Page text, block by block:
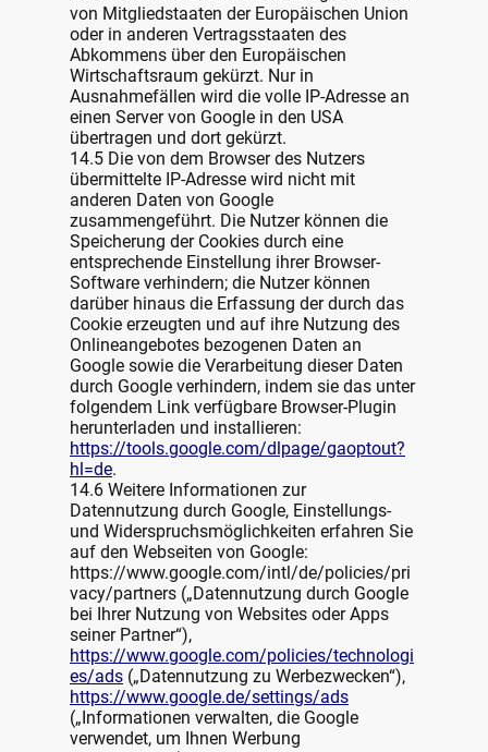
von Mitgliedstaaten der Europäischen Union
oder in anderen Vertragsstaaten des
Abkommens über den Europäischen
Wirtschaftsraum gekürzt. Nur in
Ausnahmefällen wird die volle IP-Adresse an
einen Server von Google in den USA
übertragen und dort gekürzt.
14.5 Die von dem Browser des Nutzers
übermittelte IP-Adresse wird nicht mit
anderen Daten von Google
zusammengeführt. Die Nutzer können die
Speicherung der Cookies durch eine
entsprechende Einstellung ihrer Browser-
Software verhindern; die Nutzer können
darüber hinaus die Erfassung der durch das
Cookie erzeugten und auf ihre Nutzung des
Onlineangebotes bezogenen Daten an
Google sowie die Verarbeitung dieser Daten
durch Google verhindern, indem sie das unter
folgendem Link verfügbare Browser-Plugin
herunterladen und installieren:
https://tools.google.com/dlpage/gaoptout?
hl=de.
14.6 Weitere Informationen zur
Datennutzung durch Google, Einstellungs-
und Widerspruchsmöglichkeiten erfahren Sie
auf den Webseiten von Google:
https://www.google.com/intl/de/policies/pri
vacy/partners („Datennutzung durch Google
bei Ihrer Nutzung von Websites oder Apps
seiner Partner“),
https://www.google.com/policies/technologi
es/ads („Datennutzung zu Werbezwecken“),
https://www.google.de/settings/ads
(„Informationen verwalten, die Google
verwendet, um Ihnen Werbung